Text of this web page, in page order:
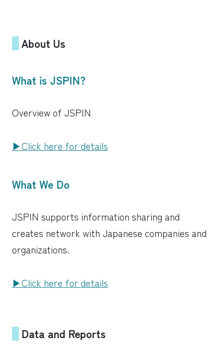
About Us
What is JSPIN?
Overview of JSPIN
▶︎Click here for details
What We Do
JSPIN supports information sharing and
creates network with Japanese companies and
organizations.
▶︎Click here for details
Data and Reports